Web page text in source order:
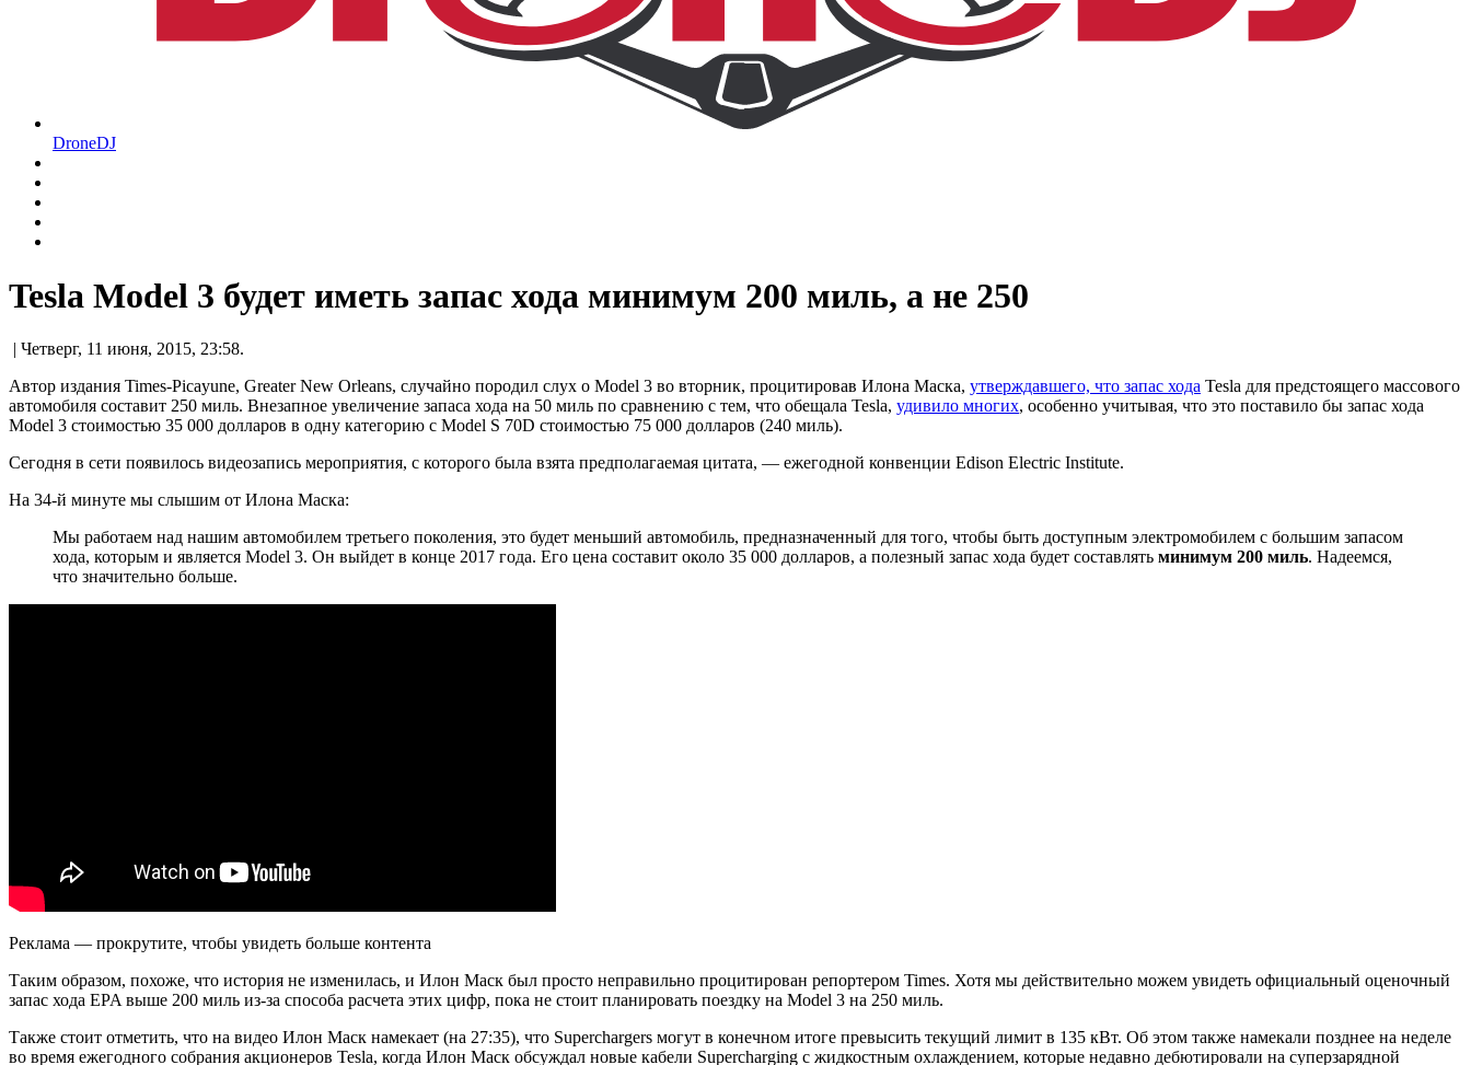
DroneDJ
Tesla Model 3 будет иметь запас хода минимум 200 миль, а не 250
| Четверг, 11 июня, 2015, 23:58.
Автор издания Times-Picayune, Greater New Orleans, случайно породил слух о Model 3 во вторник, процитировав Илона Маска, утверждавшего, что запас хода Tesla для предстоящего массового
автомобиля составит 250 миль. Внезапное увеличение запаса хода на 50 миль по сравнению с тем, что обещала Tesla, удивило многих, особенно учитывая, что это поставило бы запас хода
Model 3 стоимостью 35 000 долларов в одну категорию с Model S 70D стоимостью 75 000 долларов (240 миль).
Сегодня в сети появилось видеозапись мероприятия, с которого была взята предполагаемая цитата, — ежегодной конвенции Edison Electric Institute.
На 34-й минуте мы слышим от Илона Маска:
Мы работаем над нашим автомобилем третьего поколения, это будет меньший автомобиль, предназначенный для того, чтобы быть доступным электромобилем с большим запасом
хода, которым и является Model 3. Он выйдет в конце 2017 года. Его цена составит около 35 000 долларов, а полезный запас хода будет составлять минимум 200 миль. Надеемся,
что значительно больше.
Реклама — прокрутите, чтобы увидеть больше контента
Таким образом, похоже, что история не изменилась, и Илон Маск был просто неправильно процитирован репортером Times. Хотя мы действительно можем увидеть официальный оценочный
запас хода EPA выше 200 миль из-за способа расчета этих цифр, пока не стоит планировать поездку на Model 3 на 250 миль.
Также стоит отметить, что на видео Илон Маск намекает (на 27:35), что Superchargers могут в конечном итоге превысить текущий лимит в 135 кВт. Об этом также намекали позднее на неделе
во время ежегодного собрания акционеров Tesla, когда Илон Маск обсуждал новые кабели Supercharging с жидкостным охлаждением, которые недавно дебютировали на суперзарядной